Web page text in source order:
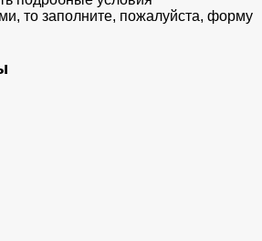
то заполните, пожалуйста, форму